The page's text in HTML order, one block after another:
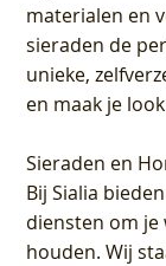
materialen en
sieraden de
unieke,
en maak je
Sieraden en
Bij Sialia
diensten om
houden. Wij